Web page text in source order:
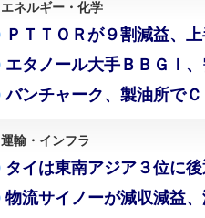
エネルギー・化学
ＰＴＴＯＲが９割減益、
エタノール大手ＢＢＧＩ
バンチャーク、製油所で
運輸・インフラ
タイは東南アジア３位に
物流サイノーが減収減益